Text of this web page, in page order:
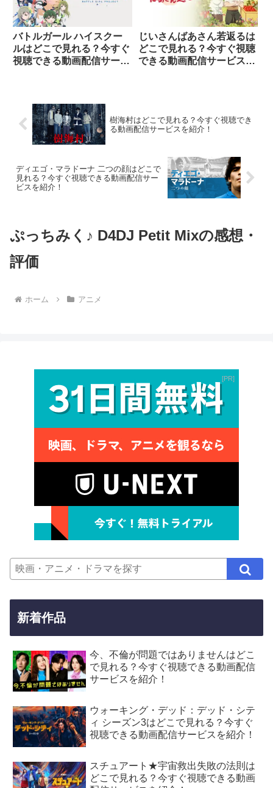
バトルガール ハイスクー
ルはどこで見れる？今すぐ
視聴できる動画配信サービ
じいさんばあさん若返るは
どこで見れる？今すぐ視聴
できる動画配信サービスを
樹海村はどこで見れる？今すぐ視聴でき
る動画配信サービスを紹介！
ディエゴ・マラドーナ 二つの顔はどこで
見れる？今すぐ視聴できる動画配信サー
ビスを紹介！
ぷっちみく♪ D4DJ Petit Mixの感想・
評価
ホーム アニメ
PR
新着作品
今、不倫が問題ではありませんはどこ
で見れる？今すぐ視聴できる動画配信
サービスを紹介！
ウォーキング・デッド：デッド・シテ
ィ シーズン3はどこで見れる？今すぐ
視聴できる動画配信サービスを紹介！
スチュアート★宇宙救出失敗の法則は
どこで見れる？今すぐ視聴できる動画